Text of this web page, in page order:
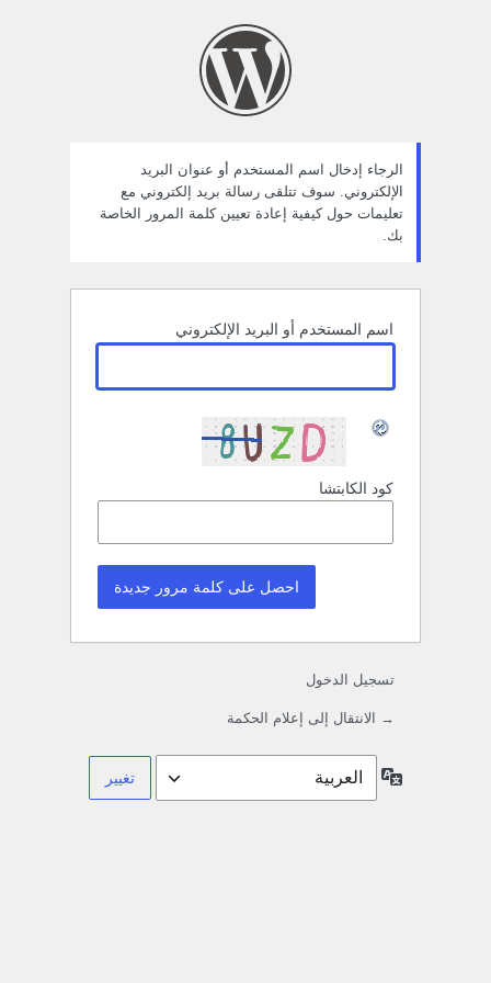
الرجاء إدخال اسم المستخدم أو عنوان البريد
الإلكتروني. سوف تتلقى رسالة بريد إلكتروني مع
تعليمات حول كيفية إعادة تعيين كلمة المرور الخاصة
بك.
اسم المستخدم أو البريد الإلكتروني
كود الكابتشا
تسجيل الدخول
→ الانتقال إلى إعلام الحكمة
اللغة